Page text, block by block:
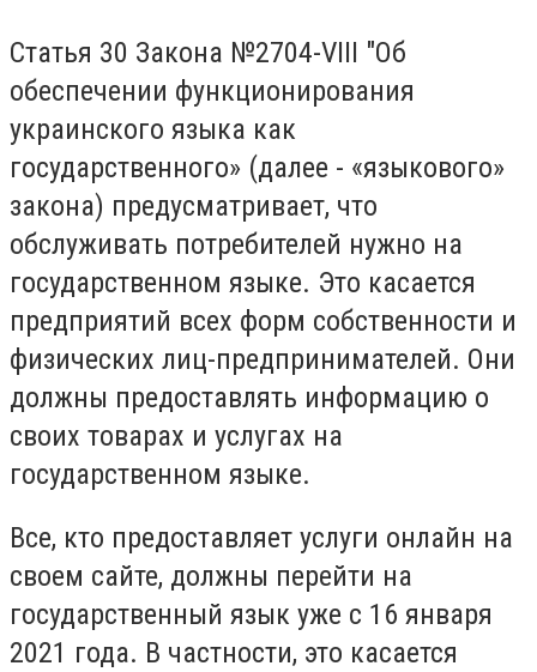
Статья 30 Закона №2704-VIII "Об
обеспечении функционирования
украинского языка как
государственного» (далее - «языкового»
закона) предусматривает, что
обслуживать потребителей нужно на
государственном языке. Это касается
предприятий всех форм собственности и
физических лиц-предпринимателей. Они
должны предоставлять информацию о
своих товарах и услугах на
государственном языке.
Все, кто предоставляет услуги онлайн на
своем сайте, должны перейти на
государственный язык уже с 16 января
2021 года. В частности, это касается